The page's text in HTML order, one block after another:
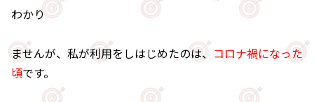
わかり
ませんが、私が利用をしはじめたのは、 コロナ禍になった
頃です。